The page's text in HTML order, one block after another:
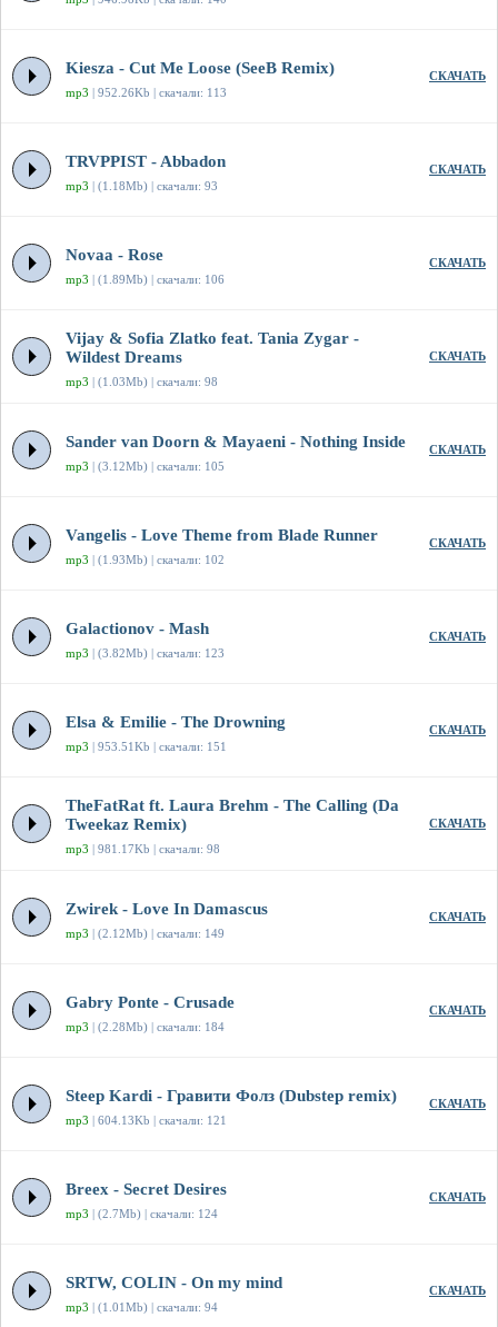
Kiesza - Cut Me Loose (SeeB Remix)
mp3 | 952.26Kb | скачали: 113
СКАЧАТЬ
TRVPPIST - Abbadon
mp3 | (1.18Mb) | скачали: 93
СКАЧАТЬ
Novaa - Rose
mp3 | (1.89Mb) | скачали: 106
СКАЧАТЬ
Vijay & Sofia Zlatko feat. Tania Zygar -
Wildest Dreams
mp3 | (1.03Mb) | скачали: 98
СКАЧАТЬ
Sander van Doorn & Mayaeni - Nothing Inside
mp3 | (3.12Mb) | скачали: 105
СКАЧАТЬ
Vangelis - Love Theme from Blade Runner
mp3 | (1.93Mb) | скачали: 102
СКАЧАТЬ
Galactionov - Mash
mp3 | (3.82Mb) | скачали: 123
СКАЧАТЬ
Elsa & Emilie - The Drowning
mp3 | 953.51Kb | скачали: 151
СКАЧАТЬ
TheFatRat ft. Laura Brehm - The Calling (Da
Tweekaz Remix)
mp3 | 981.17Kb | скачали: 98
СКАЧАТЬ
Zwirek - Love In Damascus
mp3 | (2.12Mb) | скачали: 149
СКАЧАТЬ
Gabry Ponte - Crusade
mp3 | (2.28Mb) | скачали: 184
СКАЧАТЬ
Steep Kardi - Гравити Фолз (Dubstep remix)
mp3 | 604.13Kb | скачали: 121
СКАЧАТЬ
Breex - Secret Desires
mp3 | (2.7Mb) | скачали: 124
СКАЧАТЬ
SRTW, COLIN - On my mind
mp3 | (1.01Mb) | скачали: 94
СКАЧАТЬ